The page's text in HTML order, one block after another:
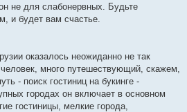
не для слабонервных. Будьте
и будет вам счастье.
оказалось неожиданно не так
много путешествующий, скажем,
- поиск гостиниц на букинге -
городах он включает в основном
гостиницы, мелкие города,